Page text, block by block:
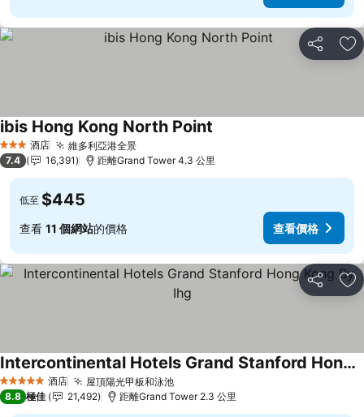
分享 放
3 星級 酒店 維多利亞港全景
ibis Hong Kong North Point
7.4 16,391 距離Grand Tower 4.3 公里
低至 $445
查看 11 個網站的價格 查看價格
分享 放
5 星級 酒店 屋頂陽光甲板和泳池
Intercontinental Hotels Grand Stanford Hong Kong By Ihg
8.8 極佳 21,492 距離Grand Tower 2.3 公里